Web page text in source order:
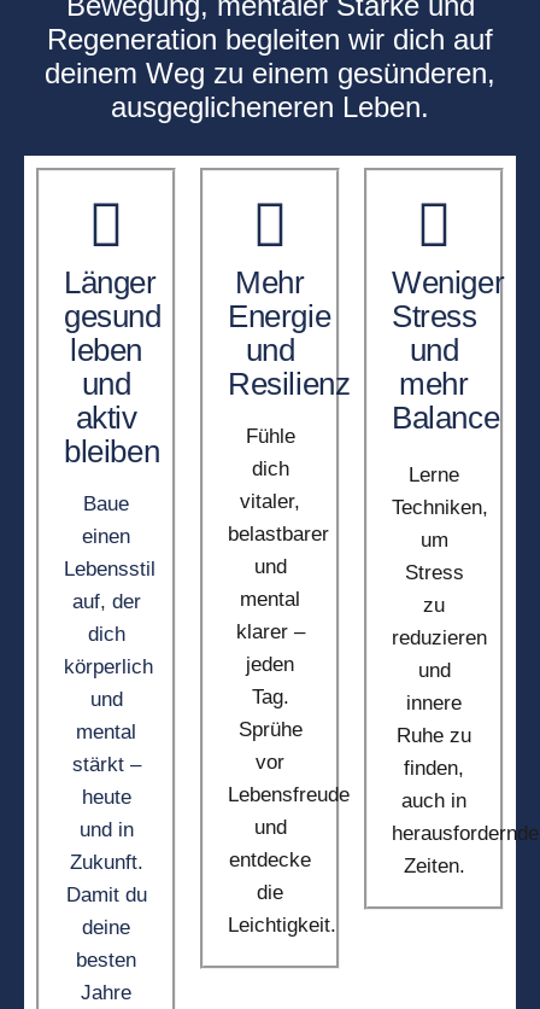
Regeneration begleiten wir dich auf
deinem Weg zu einem gesünderen,
ausgeglicheneren Leben.
Länger
gesund
leben
und
aktiv
bleiben
Baue
einen
Lebensstil
auf, der
dich
körperlich
und
mental
stärkt –
heute
und in
Zukunft.
Damit du
deine
besten
Jahre
Mehr
Energie
und
Resilienz
Fühle
dich
vitaler,
belastbarer
und
mental
klarer –
jeden
Tag.
Sprühe
vor
Lebensfreude
und
entdecke
die
Leichtigkeit.
Weniger
Stress
und
mehr
Balance
Lerne
Techniken,
um
Stress
zu
reduzieren
und
innere
Ruhe zu
finden,
auch in
Zeiten.